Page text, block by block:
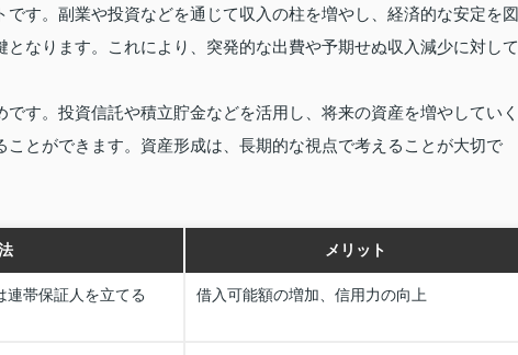
す。副業や投資などを通じて収入の柱を増やし、経済的な安定を図
なります。これにより、突発的な出費や予期せぬ収入減少に対して
す。投資信託や積立貯金などを活用し、将来の資産を増やしていく
とができます。資産形成は、長期的な視点で考えることが大切で
メリット
連帯保証人を立てる 借入可能額の増加、信用力の向上